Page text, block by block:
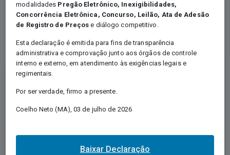
Você está em:
Home
Certame - Licitação
como Lei de Acesso à Informação - LAI,
regulamenta o direito, previsto na Constituição,
de qualquer pessoa solicitar e receber dos
entes e Poderes, informações públicas por
eles produzidas ou custodiadas.
modalidades Pregão Eletrônico, Inexigibilidades,
Concorrência Eletrônica, Concurso, Leilão, Ata de Adesão
de Registro de Preços e diálogo competitivo.
Esta declaração é emitida para fins de transparência
administrativa e comprovação junto aos órgãos de controle
interno e externo, em atendimento às exigências legais e
regimentais.
Por ser verdade, firmo a presente.
Coelho Neto (MA), 03 de julho de 2026
Baixar Declaração